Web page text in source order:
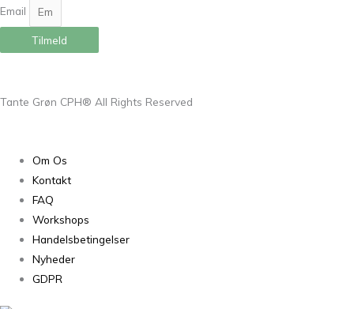
Email
Tilmeld
Tante Grøn CPH® All Rights Reserved
Om Os
Kontakt
FAQ
Workshops
Handelsbetingelser
Nyheder
GDPR